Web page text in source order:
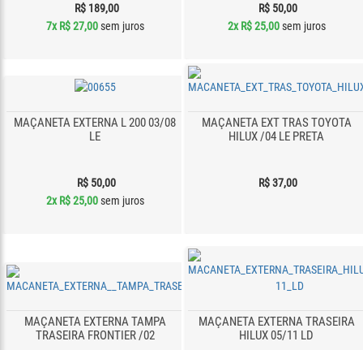
R$ 189,00
7x R$ 27,00sem juros
R$ 50,00
2x R$ 25,00sem juros
MAÇANETA EXTERNA L 200 03/08
LE
R$ 50,00
2x R$ 25,00sem juros
MAÇANETA EXT TRAS TOYOTA
HILUX /04 LE PRETA
R$ 37,00
MAÇANETA EXTERNA TAMPA
TRASEIRA FRONTIER /02
MAÇANETA EXTERNA TRASEIRA
HILUX 05/11 LD